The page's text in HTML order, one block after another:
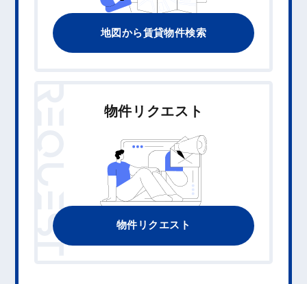
地図から賃貸物件検索
REQUEST 物件リクエスト
物件リクエスト